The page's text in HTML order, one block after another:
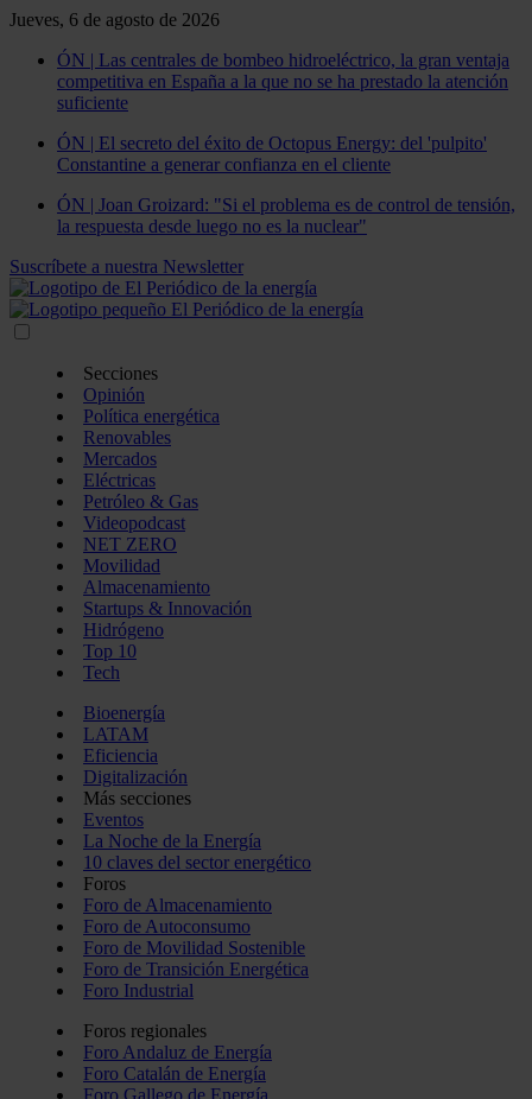
Jueves, 6 de agosto de 2026
ÓN | Las centrales de bombeo hidroeléctrico, la gran ventaja
competitiva en España a la que no se ha prestado la atención
suficiente
ÓN | El secreto del éxito de Octopus Energy: del 'pulpito'
Constantine a generar confianza en el cliente
ÓN | Joan Groizard: "Si el problema es de control de tensión,
la respuesta desde luego no es la nuclear"
Suscríbete a nuestra Newsletter
Secciones
Opinión
Política energética
Renovables
Mercados
Eléctricas
Petróleo & Gas
Videopodcast
NET ZERO
Movilidad
Almacenamiento
Startups & Innovación
Hidrógeno
Top 10
Tech
Bioenergía
LATAM
Eficiencia
Digitalización
Más secciones
Eventos
La Noche de la Energía
10 claves del sector energético
Foros
Foro de Almacenamiento
Foro de Autoconsumo
Foro de Movilidad Sostenible
Foro de Transición Energética
Foro Industrial
Foros regionales
Foro Andaluz de Energía
Foro Catalán de Energía
Foro Gallego de Energía